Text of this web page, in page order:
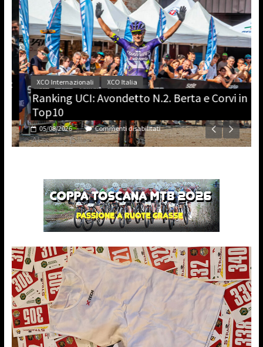
XCO Internazionali XCO Italia
Ranking UCI: Avondetto N.2. Berta e Corvi in
Top10
05/08/2026 Commenti disabilitati